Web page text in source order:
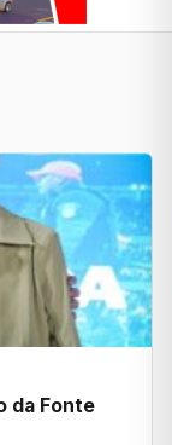
da Fonte